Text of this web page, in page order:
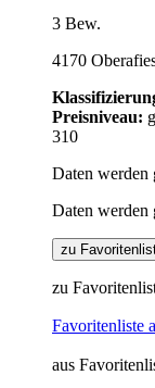
3 Bew.
4170
Preisniveau:
310
Daten werden
Daten werden
zu
zu
Favoritenliste
aus